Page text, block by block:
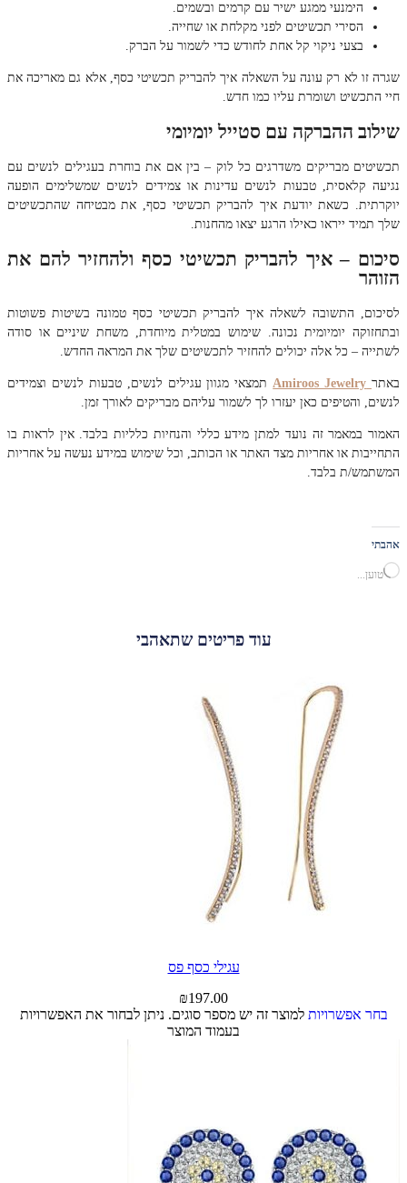
הימנעי ממגע ישיר עם קרמים ובשמים.
הסירי תכשיטים לפני מקלחת או שחייה.
בצעי ניקוי קל אחת לחודש כדי לשמור על הברק.
שגרה זו לא רק עונה על השאלה איך להבריק תכשיטי כסף, אלא גם מאריכה את
חיי התכשיט ושומרת עליו כמו חדש.
שילוב ההברקה עם סטייל יומיומי
תכשיטים מבריקים משדרגים כל לוק – בין אם את בוחרת בעגילים לנשים עם
נגיעה קלאסית, טבעות לנשים עדינות או צמידים לנשים שמשלימים הופעה
יוקרתית. כשאת יודעת איך להבריק תכשיטי כסף, את מבטיחה שהתכשיטים
שלך תמיד ייראו כאילו הרגע יצאו מהחנות.
סיכום – איך להבריק תכשיטי כסף ולהחזיר להם את
הזוהר
לסיכום, התשובה לשאלה איך להבריק תכשיטי כסף טמונה בשיטות פשוטות
ובתחזוקה יומיומית נכונה. שימוש במטלית מיוחדת, משחת שיניים או סודה
לשתייה – כל אלה יכולים להחזיר לתכשיטים שלך את המראה החדש.
באתר Amiroos Jewelry תמצאי מגוון עגילים לנשים, טבעות לנשים וצמידים
לנשים, והטיפים כאן יעזרו לך לשמור עליהם מבריקים לאורך זמן.
האמור במאמר זה נועד למתן מידע כללי והנחיות כלליות בלבד. אין לראות בו
התחייבות או אחריות מצד האתר או הכותב, וכל שימוש במידע נעשה על אחריות
המשתמש/ת בלבד.
אהבתי
טוען...
עוד פריטים שתאהבי
עגילי כסף פס
₪197.00
בחר אפשרויות למוצר זה יש מספר סוגים. ניתן לבחור את האפשרויות
בעמוד המוצר